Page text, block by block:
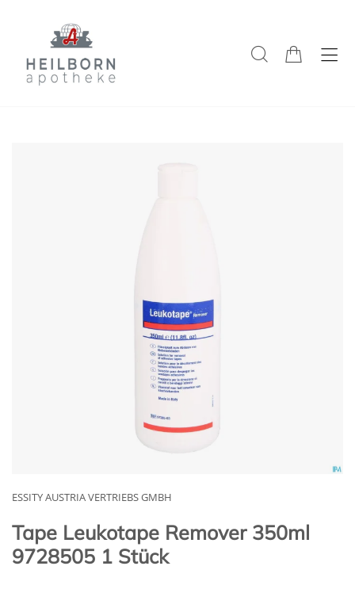
ESSITY AUSTRIA VERTRIEBS GMBH
Tape Leukotape Remover 350ml
9728505 1 Stück